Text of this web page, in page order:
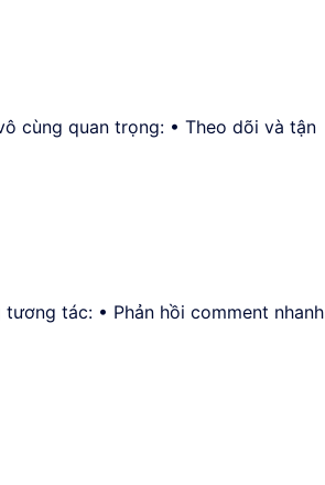
cùng quan trọng: • Theo dõi và tận
tác: • Phản hồi comment nhanh